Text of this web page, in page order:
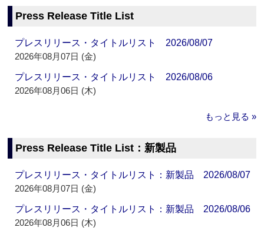
Press Release Title List
プレスリリース・タイトルリスト 2026/08/07
2026年08月07日 (金)
プレスリリース・タイトルリスト 2026/08/06
2026年08月06日 (木)
もっと見る »
Press Release Title List：新製品
プレスリリース・タイトルリスト：新製品 2026/08/07
2026年08月07日 (金)
プレスリリース・タイトルリスト：新製品 2026/08/06
2026年08月06日 (木)